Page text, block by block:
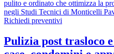
pulito e ordinato che ottimizza la
negli Studi Tecnici di Monticelli
Richiedi preventivi
Pulizia post trasloco